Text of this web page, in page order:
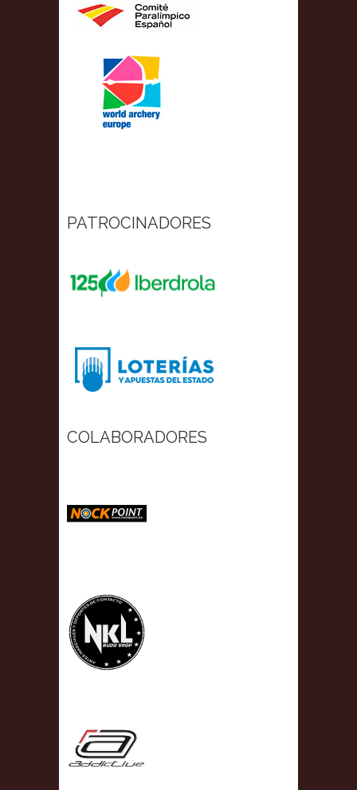
PATROCINADORES
COLABORADORES